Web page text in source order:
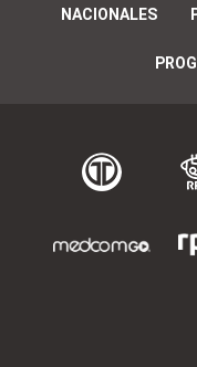
NACIONALES